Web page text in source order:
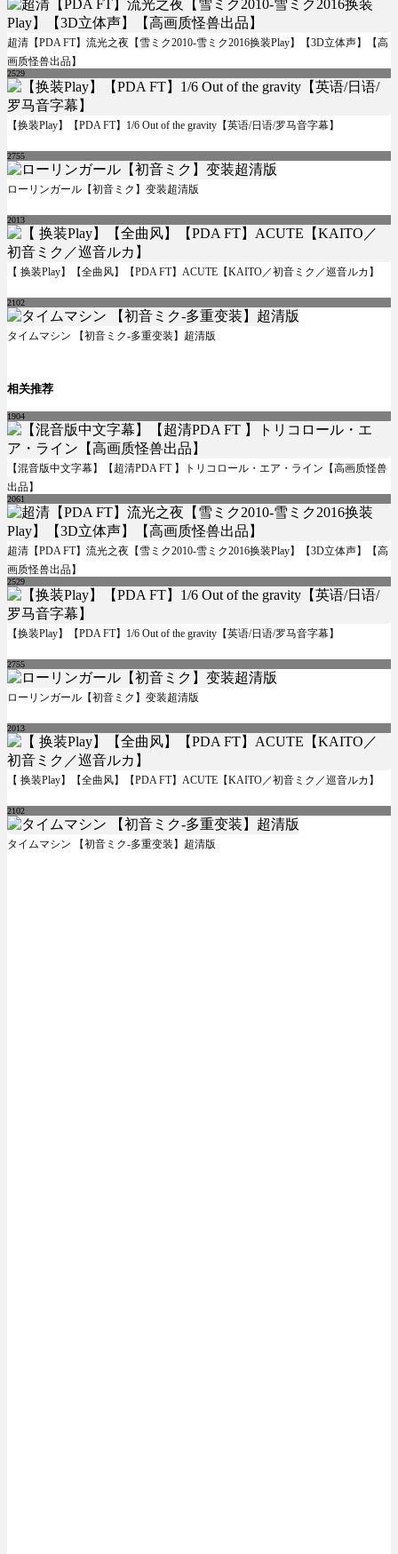
超清【PDA FT】流光之夜【雪ミク2010-雪ミク2016换装Play】【3D立体声】【高
画质怪兽出品】
2529
【换装Play】【PDA FT】1/6 Out of the gravity【英语/日语/罗马音字幕】
2755
ローリンガール【初音ミク】变装超清版
2013
【 换装Play】【全曲风】【PDA FT】ACUTE【KAITO／初音ミク／巡音ルカ】
2102
タイムマシン 【初音ミク-多重变装】超清版
相关推荐
1904
【混音版中文字幕】【超清PDA FT 】トリコロール・エア・ライン【高画质怪兽
出品】
2061
超清【PDA FT】流光之夜【雪ミク2010-雪ミク2016换装Play】【3D立体声】【高
画质怪兽出品】
2529
【换装Play】【PDA FT】1/6 Out of the gravity【英语/日语/罗马音字幕】
2755
ローリンガール【初音ミク】变装超清版
2013
【 换装Play】【全曲风】【PDA FT】ACUTE【KAITO／初音ミク／巡音ルカ】
2102
タイムマシン 【初音ミク-多重变装】超清版